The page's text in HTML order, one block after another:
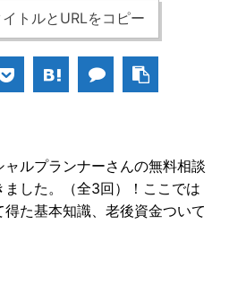
トルとURLをコピー
ルプランナーさんの無料相談
した。（全3回）！ここでは
た基本知識、老後資金ついて